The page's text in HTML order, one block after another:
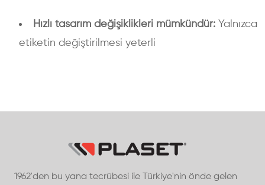
Hızlı tasarım değişiklikleri mümkündür: Yalnızca
etiketin değiştirilmesi yeterli
1962'den bu yana tecrübesi ile Türkiye'nin önde gelen